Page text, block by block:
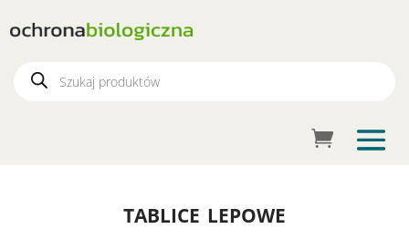
produktów
tablice lepowe